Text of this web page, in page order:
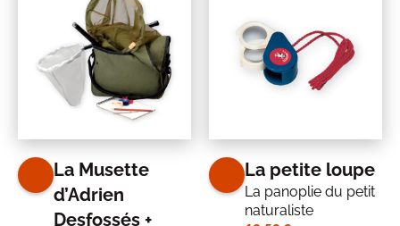
La Musette
d’Adrien
Desfossés +
La petite loupe
La panoplie du petit
naturaliste